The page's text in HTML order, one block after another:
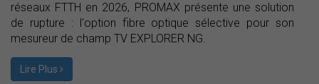
réseaux FTTH en 2026, PROMAX présente une solution
de rupture : l'option fibre optique sélective pour son
mesureur de champ TV EXPLORER NG.
Lire Plus